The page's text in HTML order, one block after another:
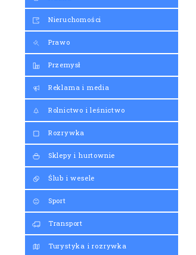
Nieruchomości
Prawo
Przemysł
Reklama i media
Rolnictwo i leśnictwo
Rozrywka
Sklepy i hurtownie
Ślub i wesele
Sport
Transport
Turystyka i rozrywka